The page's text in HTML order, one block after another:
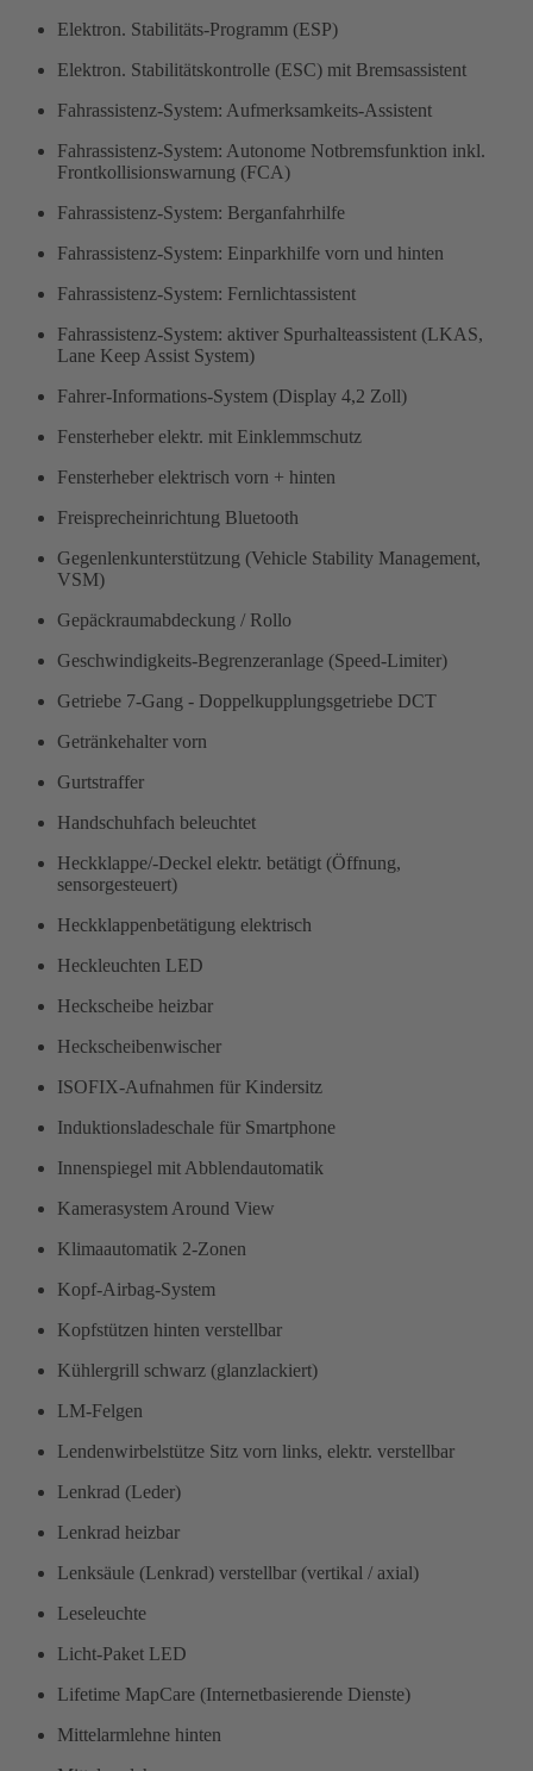
Elektron. Stabilitäts-Programm (ESP)
Elektron. Stabilitätskontrolle (ESC) mit Bremsassistent
Fahrassistenz-System: Aufmerksamkeits-Assistent
Fahrassistenz-System: Autonome Notbremsfunktion inkl.
Frontkollisionswarnung (FCA)
Fahrassistenz-System: Berganfahrhilfe
Fahrassistenz-System: Einparkhilfe vorn und hinten
Fahrassistenz-System: Fernlichtassistent
Fahrassistenz-System: aktiver Spurhalteassistent (LKAS,
Lane Keep Assist System)
Fahrer-Informations-System (Display 4,2 Zoll)
Fensterheber elektr. mit Einklemmschutz
Fensterheber elektrisch vorn + hinten
Freisprecheinrichtung Bluetooth
Gegenlenkunterstützung (Vehicle Stability Management,
VSM)
Gepäckraumabdeckung / Rollo
Geschwindigkeits-Begrenzeranlage (Speed-Limiter)
Getriebe 7-Gang - Doppelkupplungsgetriebe DCT
Getränkehalter vorn
Gurtstraffer
Handschuhfach beleuchtet
Heckklappe/-Deckel elektr. betätigt (Öffnung,
sensorgesteuert)
Heckklappenbetätigung elektrisch
Heckleuchten LED
Heckscheibe heizbar
Heckscheibenwischer
ISOFIX-Aufnahmen für Kindersitz
Induktionsladeschale für Smartphone
Innenspiegel mit Abblendautomatik
Kamerasystem Around View
Klimaautomatik 2-Zonen
Kopf-Airbag-System
Kopfstützen hinten verstellbar
Kühlergrill schwarz (glanzlackiert)
LM-Felgen
Lendenwirbelstütze Sitz vorn links, elektr. verstellbar
Lenkrad (Leder)
Lenkrad heizbar
Lenksäule (Lenkrad) verstellbar (vertikal / axial)
Leseleuchte
Licht-Paket LED
Lifetime MapCare (Internetbasierende Dienste)
Mittelarmlehne hinten